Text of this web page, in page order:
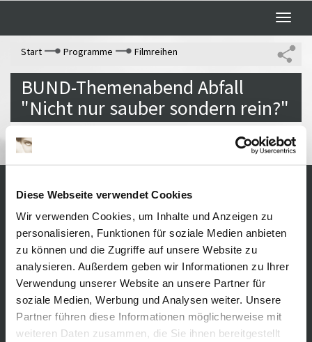
Diese Webseite verwendet Cookies
Wir verwenden Cookies, um Inhalte und Anzeigen zu
personalisieren, Funktionen für soziale Medien anbieten
zu können und die Zugriffe auf unsere Website zu
analysieren. Außerdem geben wir Informationen zu Ihrer
Verwendung unserer Website an unsere Partner für
soziale Medien, Werbung und Analysen weiter. Unsere
Partner führen diese Informationen möglicherweise mit
weiteren Daten zusammen, die Sie ihnen bereitgestellt
Toggle
Start
Programme Filmreihen
BUND-Themenabend Abfall
"Nicht nur sauber sondern rein?"
Opening times /
Admission
Media education
About
Freundeskreis
Shop
Rentals
Catering
Sitemap
Datenschutz
Cookie-
Einstellungen